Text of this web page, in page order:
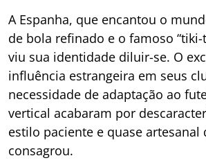
A Espanha, que encantou o
de bola refinado e o famoso “tiki-
viu sua identidade diluir-se. O
influência estrangeira em seus
necessidade de adaptação ao
vertical acabaram por
estilo paciente e quase artesanal
consagrou.